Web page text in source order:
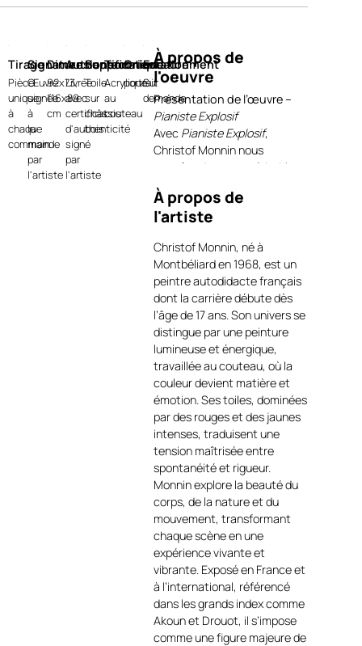
À propos de
l'oeuvre
Présentation de l’œuvre –
Pianiste Explosif
Avec Pianiste Explosif,
Christof Monnin nous
entraîne dans une véritable
déflagration de couleurs et
d’énergie. Réalisée à
l’acrylique au couteau, cette
créatrice de la musique,
transfigurée en éclats de
lumière et de matière
https://art-et-
culture.ch/categorie-
produit/artiste-peintre-
contemporain-
francais/christof-monnin/.
Au centre, un piano rouge
incandescent devient volcan,
jaillissant de gerbes
flamboyantes d’orange, de
jaune et de blanc,
contrastant avec l’intensité
vibrante du fond bleu profond.
La figure du musicien,
absorbée par son instrument,
semble déclencher à chaque
note une explosion picturale,
une onde de vie et de passion
https://www.facebook.com/
locale=fr_FR.
À propos de
l'artiste
Christof Monnin, né à
Montbéliard en 1968, est un
peintre autodidacte français
dont la carrière débute dès
l’âge de 17 ans. Son univers se
distingue par une peinture
lumineuse et énergique,
travaillée au couteau, où la
couleur devient matière et
émotion. Ses toiles, dominées
par des rouges et des jaunes
intenses, traduisent une
tension maîtrisée entre
spontanéité et rigueur.
Monnin explore la beauté du
corps, de la nature et du
mouvement, transformant
chaque scène en une
expérience vivante et
vibrante. Exposé en France et
à l’international, référencé
dans les grands index comme
Akoun et Drouot, il s’impose
comme une figure majeure de
Tirage
Pièce
unique
à
chaque
commande
Signature
Œuvre
signée
à
la
main
par
l'artiste
Dimensions
92x73,
116x89
cm
Authentification
Livrée
avec
certificat
d'authenticité
signé
par
l'artiste
Support
Toile
sur
châssis
bois
Technique
Acrylique
au
couteau
Orientation
portrait
Encadrement
Sur
demande